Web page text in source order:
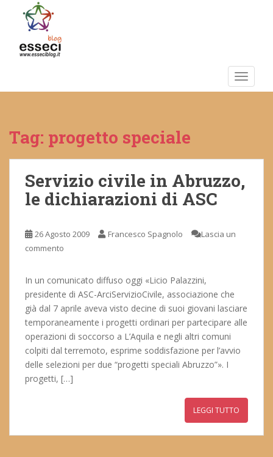
m
Tag: progetto speciale
Servizio civile in Abruzzo,
le dichiarazioni di ASC
26 Agosto 2009 Francesco Spagnolo
Lascia un
commento
In un comunicato diffuso oggi «Licio Palazzini,
presidente di ASC-ArciServizioCivile, associazione che
già dal 7 aprile aveva visto decine di suoi giovani lasciare
temporaneamente i progetti ordinari per partecipare alle
operazioni di soccorso a L’Aquila e negli altri comuni
colpiti dal terremoto, esprime soddisfazione per l’avvio
delle selezioni per due “progetti speciali Abruzzo”». I
progetti, […]
LEGGI TUTTO